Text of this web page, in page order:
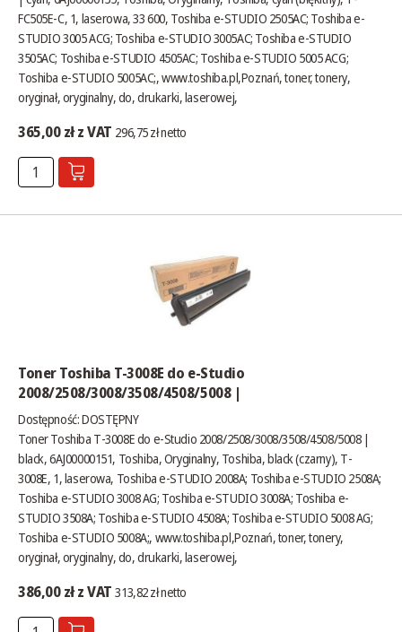
FC505E-C, 1, laserowa, 33 600, Toshiba e-STUDIO 2505AC; Toshiba e-
STUDIO 3005 ACG; Toshiba e-STUDIO 3005AC; Toshiba e-STUDIO
3505AC; Toshiba e-STUDIO 4505AC; Toshiba e-STUDIO 5005 ACG;
Toshiba e-STUDIO 5005AC;,www.toshiba.pl,Poznań, toner, tonery,
oryginał, oryginalny, do, drukarki, laserowej,
365,00 zł z VAT 296,75 zł netto
Toner Toshiba T-3008E do e-Studio
2008/2508/3008/3508/4508/5008 |
Dostępność:DOSTĘPNY
Toner Toshiba T-3008E do e-Studio 2008/2508/3008/3508/4508/5008 |
black, 6AJ00000151, Toshiba, Oryginalny, Toshiba, black (czarny), T-
3008E, 1, laserowa, Toshiba e-STUDIO 2008A; Toshiba e-STUDIO 2508A;
Toshiba e-STUDIO 3008 AG; Toshiba e-STUDIO 3008A; Toshiba e-
STUDIO 3508A; Toshiba e-STUDIO 4508A; Toshiba e-STUDIO 5008 AG;
Toshiba e-STUDIO 5008A;, www.toshiba.pl,Poznań, toner, tonery,
oryginał, oryginalny, do, drukarki, laserowej,
386,00 zł z VAT 313,82 zł netto